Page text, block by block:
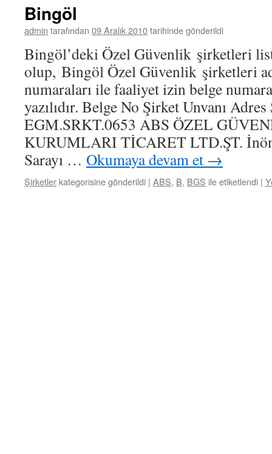
Bingöl
admin tarafından 09 Aralık 2010tarihinde gönderildi
Bingöl’deki Özel Güvenlik şirketleri
olup, Bingöl Özel Güvenlik şirketleri
numaraları ile faaliyet izin belge
yazılıdır. Belge No Şirket Unvanı
EGM.SRKT.0653 ABS ÖZEL
KURUMLARI TİCARET LTD.ŞT.
Sarayı … Okumaya devam et →
Şirketler kategorisine gönderildi | ABS, B, BGS ile etiketlendi |